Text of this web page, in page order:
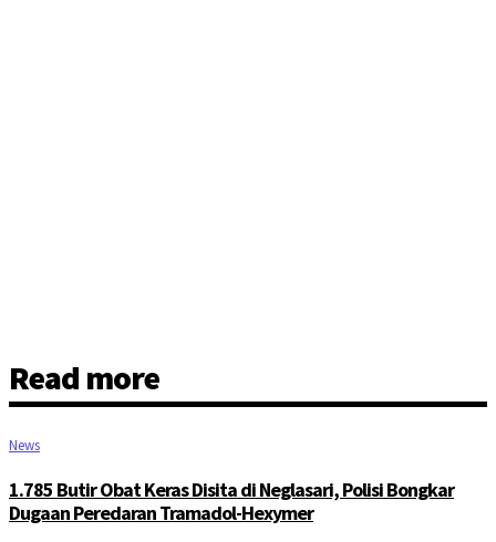
Read more
News
1.785 Butir Obat Keras Disita di Neglasari, Polisi Bongkar
Dugaan Peredaran Tramadol-Hexymer